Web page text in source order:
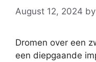
August 12, 2024 by
Dromen over een
een diepgaande